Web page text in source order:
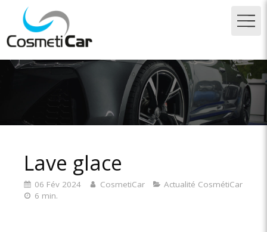
Lave glace
06 Fév 2024 CosmetiCar
Actualité CosmétiCar
6 min.